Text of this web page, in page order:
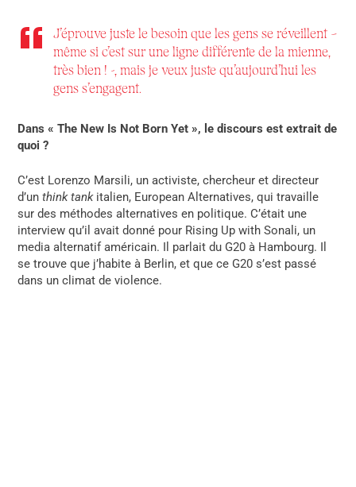
J’éprouve juste le besoin que les gens se réveillent –
même si c’est sur une ligne différente de la mienne,
très bien ! -, mais je veux juste qu’aujourd’hui les
gens s’engagent.
Dans « The New Is Not Born Yet », le discours est extrait de
quoi ?
C’est Lorenzo Marsili, un activiste, chercheur et directeur
d’unthink tankitalien, European Alternatives, qui travaille
sur des méthodes alternatives en politique. C’était une
interview qu’il avait donné pour Rising Up with Sonali, un
media alternatif américain. Il parlait du G20 à Hambourg. Il
se trouve que j’habite à Berlin, et que ce G20 s’est passé
dans un climat de violence.